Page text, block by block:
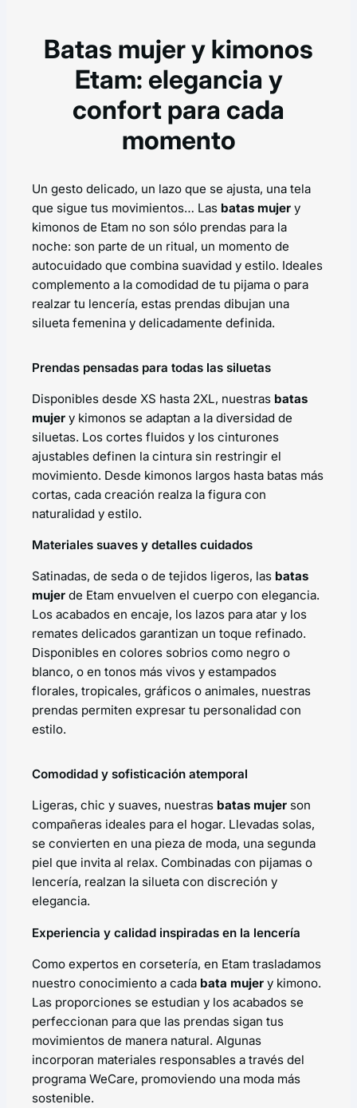
Batas mujer y kimonos
Etam: elegancia y
confort para cada
momento
Un gesto delicado, un lazo que se ajusta, una tela
que sigue tus movimientos… Las batas mujer y
kimonos de Etam no son sólo prendas para la
noche: son parte de un ritual, un momento de
autocuidado que combina suavidad y estilo. Ideales
complemento a la comodidad de tu pijama o para
realzar tu lencería, estas prendas dibujan una
silueta femenina y delicadamente definida.
Prendas pensadas para todas las siluetas
Disponibles desde XS hasta 2XL, nuestras batas
mujer y kimonos se adaptan a la diversidad de
siluetas. Los cortes fluidos y los cinturones
ajustables definen la cintura sin restringir el
movimiento. Desde kimonos largos hasta batas más
cortas, cada creación realza la figura con
naturalidad y estilo.
Materiales suaves y detalles cuidados
Satinadas, de seda o de tejidos ligeros, las batas
mujer de Etam envuelven el cuerpo con elegancia.
Los acabados en encaje, los lazos para atar y los
remates delicados garantizan un toque refinado.
Disponibles en colores sobrios como negro o
blanco, o en tonos más vivos y estampados
florales, tropicales, gráficos o animales, nuestras
prendas permiten expresar tu personalidad con
estilo.
Comodidad y sofisticación atemporal
Ligeras, chic y suaves, nuestras batas mujer son
compañeras ideales para el hogar. Llevadas solas,
se convierten en una pieza de moda, una segunda
piel que invita al relax. Combinadas con pijamas o
lencería, realzan la silueta con discreción y
elegancia.
Experiencia y calidad inspiradas en la lencería
Como expertos en corsetería, en Etam trasladamos
nuestro conocimiento a cada bata mujer y kimono.
Las proporciones se estudian y los acabados se
perfeccionan para que las prendas sigan tus
movimientos de manera natural. Algunas
incorporan materiales responsables a través del
programa WeCare, promoviendo una moda más
sostenible.